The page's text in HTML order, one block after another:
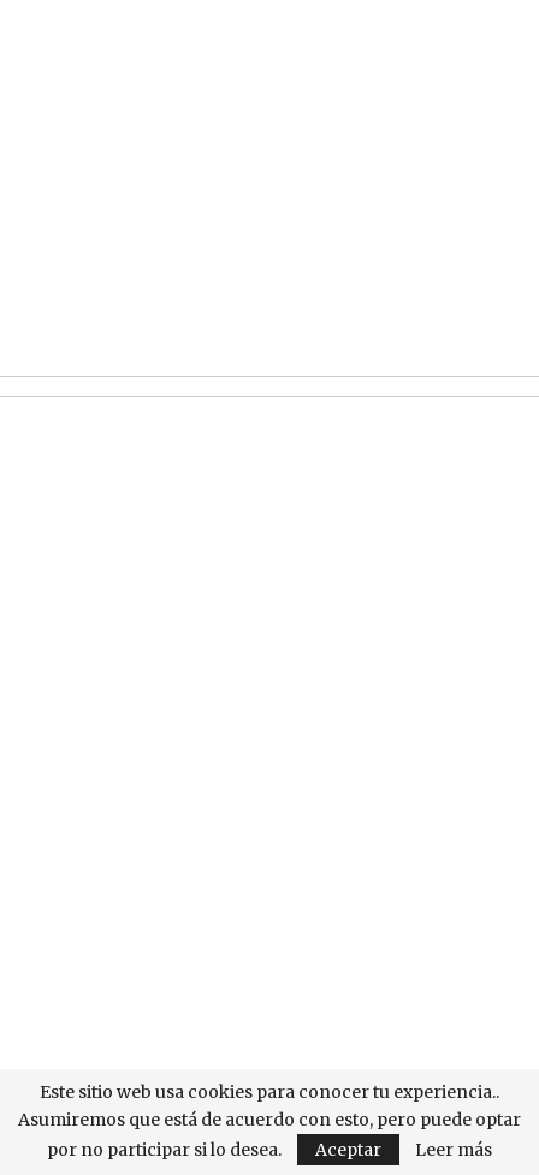
Este sitio web usa cookies para conocer tu experiencia..
Asumiremos que está de acuerdo con esto, pero puede optar
por no participar si lo desea.
Aceptar Leer más